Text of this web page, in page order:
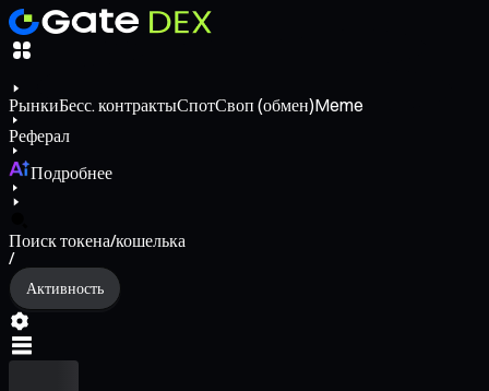
РынкиБесс. контрактыСпотСвоп (обмен)Meme
Реферал
Подробнее
Поиск токена/кошелька
/
Активность